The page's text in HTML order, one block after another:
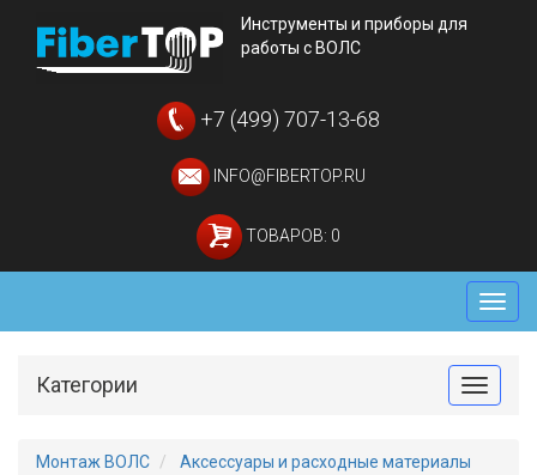
Инструменты и приборы для
работы с ВОЛС
+7 (499) 707-13-68
INFO@FIBERTOP.RU
ТОВАРОВ: 0
Меню
Toggle
Категории
Монтаж ВОЛС
Аксессуары и расходные материалы